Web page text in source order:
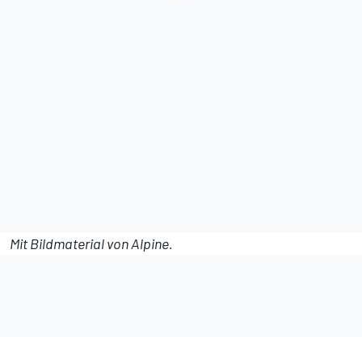
Mit Bildmaterial von Alpine.